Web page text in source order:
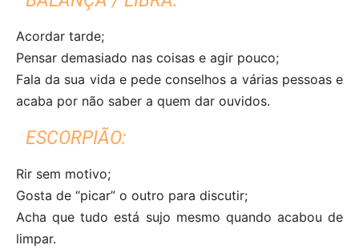
Acordar tarde;
Pensar demasiado nas coisas e agir pouco;
Fala da sua vida e pede conselhos a várias pessoas e
acaba por não saber a quem dar ouvidos.
ESCORPIÃO:
Rir sem motivo;
Gosta de “picar” o outro para discutir;
Acha que tudo está sujo mesmo quando acabou de
limpar.